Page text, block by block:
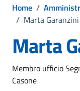
Home /
/ Marta Garanzini
Marta
Membro ufficio
Casone